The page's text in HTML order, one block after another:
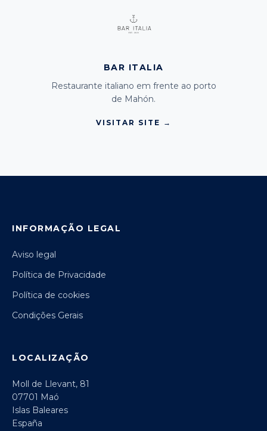
BAR ITALIA
Restaurante italiano em frente ao porto
de Mahón.
VISITAR SITE →
INFORMAÇÃO LEGAL
Aviso legal
Política de Privacidade
Política de cookies
Condições Gerais
LOCALIZAÇÃO
Moll de Llevant, 81
07701 Maó
Islas Baleares
España